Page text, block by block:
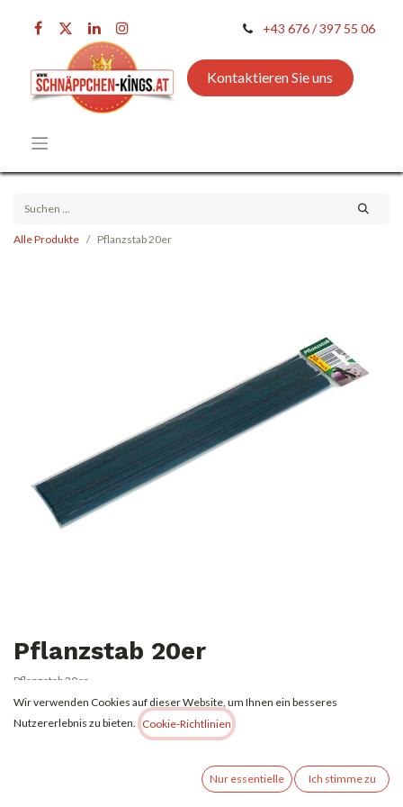
+43 676 / 397 55 06
Kontaktieren Sie uns
Alle Produkte Pflanzstab 20er
Pflanzstab 20er
Pflanzstab 20er
1,00€ Alle Preise inkl. MwSt.zzgl. Versandkosten
Erhalten Sie eine Benachrichtigung, wenn wieder vorrätig
Wir verwenden Cookies auf dieser Website, um Ihnen ein besseres
Nutzererlebnis zu bieten.
Cookie-Richtlinien
Nur essentielle Ich stimme zu